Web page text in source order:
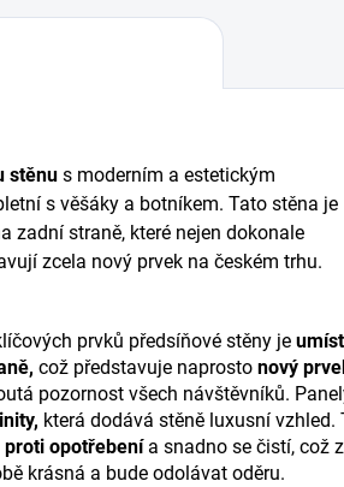
stěnu s moderním a estetickým
s věšáky a botníkem. Tato stěna je
zadní straně, které nejen dokonale
zcela nový prvek na českém trhu.
prvků předsíňové stěny je
což představuje naprosto nový
pozornost všech návštěvníků.
která dodává stěně luxusní
proti opotřebenía snadno se čistí, což
krásná a bude odolávat oděru.